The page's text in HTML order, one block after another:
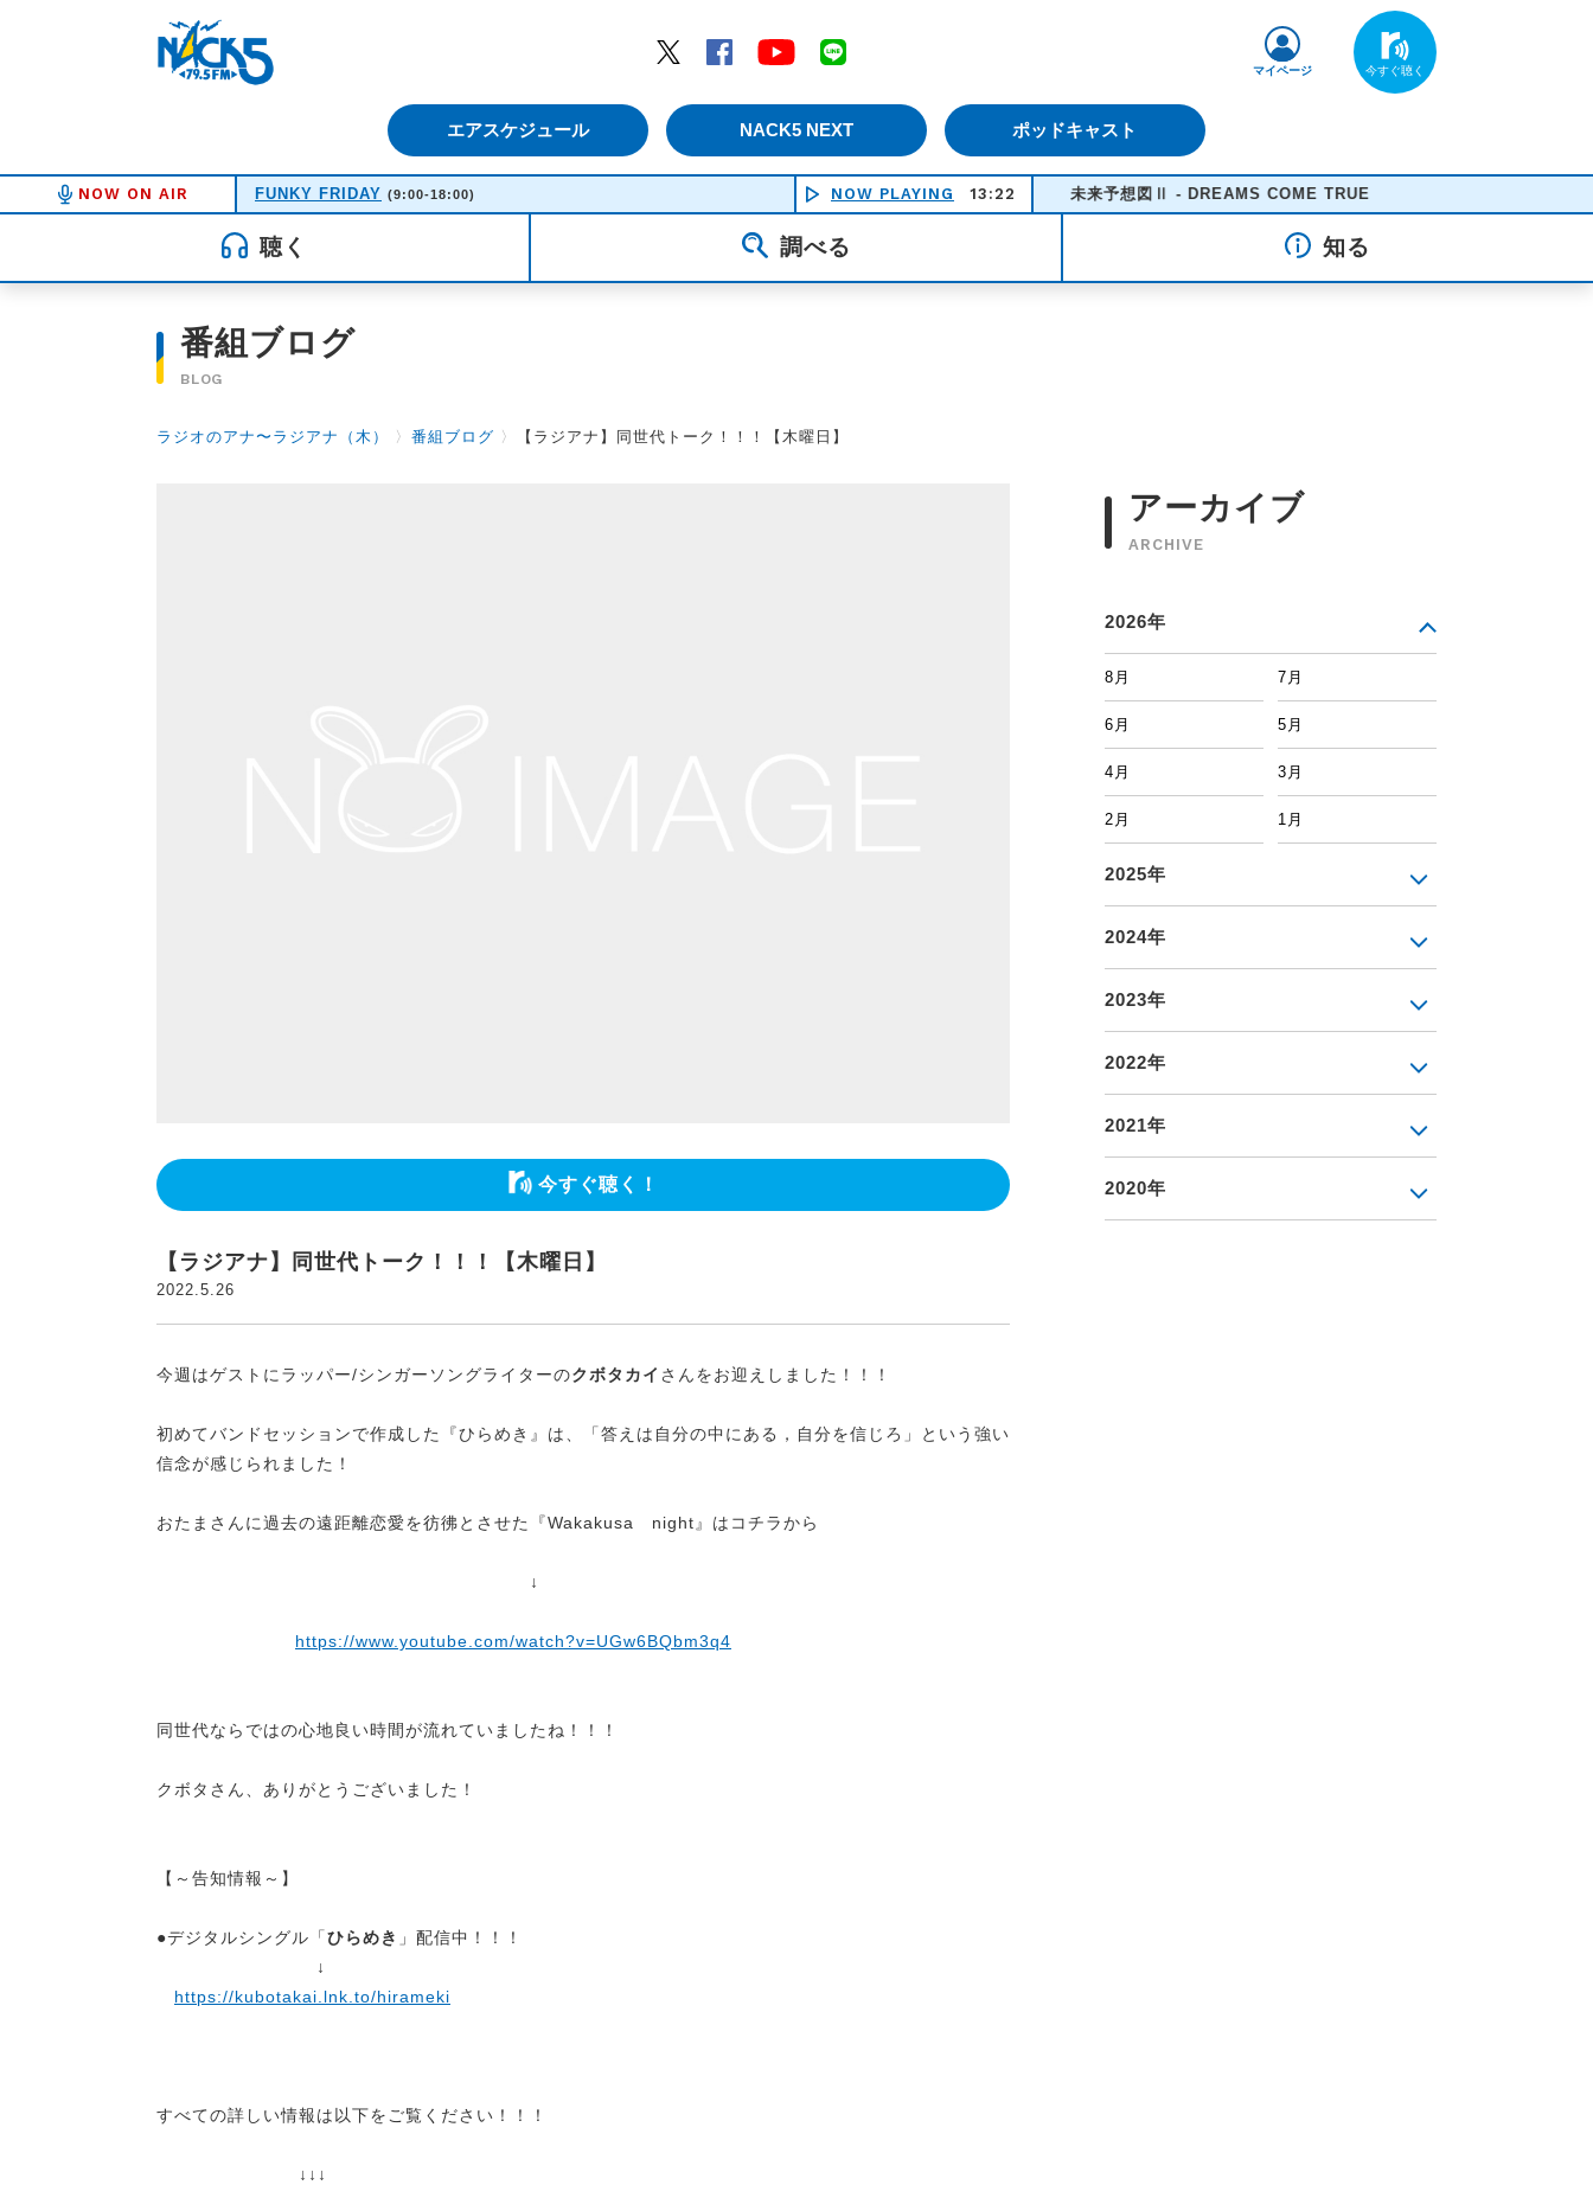
Twitter
Facebook YouTube
エアスケジュール NACK5 NEXT ポッドキャスト
マイページ
NOW ON AIR FUNKY FRIDAY (9:00-18:00) NOW PLAYING 13:22未来予想図Ⅱ - DREAMS COME TRUE
聴く 調べる 知る
番組ブログ
BLOG
ラジオのアナ〜ラジアナ（木） 〉 番組ブログ 〉 【ラジアナ】同世代トーク！！！【木曜日】
今すぐ聴く！
【ラジアナ】同世代トーク！！！【木曜日】
2022.5.26
今週はゲストにラッパー/シンガーソングライターのクボタカイ さんをお迎えしました！！！
初めてバンドセッションで作成した『ひらめき』は、「答えは自分の中にある，自分を信じろ」という強い
信念が感じられました！
おたまさんに過去の遠距離恋愛を彷彿とさせた『Wakakusa night』はコチラから
↓
https://www.youtube.com/watch?v=UGw6BQbm3q4
同世代ならではの心地良い時間が流れていましたね！！！
クボタさん、ありがとうございました！
【～告知情報～】
●デジタルシングル「ひらめき 」配信中！！！
↓
https://kubotakai.lnk.to/hirameki
すべての詳しい情報は以下をご覧ください！！！
↓↓↓
アーカイブ
ARCHIVE
2026年
8月 7月
6月 5月
4月 3月
2月 1月
2025年
2024年
2023年
2022年
2021年
2020年